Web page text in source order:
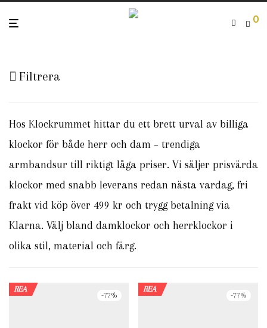
0
Filtrera
Hos Klockrummet hittar du ett brett urval av billiga
klockor för både herr och dam – trendiga
armbandsur till riktigt låga priser. Vi säljer prisvärda
klockor med snabb leverans redan nästa vardag, fri
frakt vid köp över 499 kr och trygg betalning via
Klarna. Välj bland damklockor och herrklockor i
olika stil, material och färg.
-77%
REA
-77%
REA